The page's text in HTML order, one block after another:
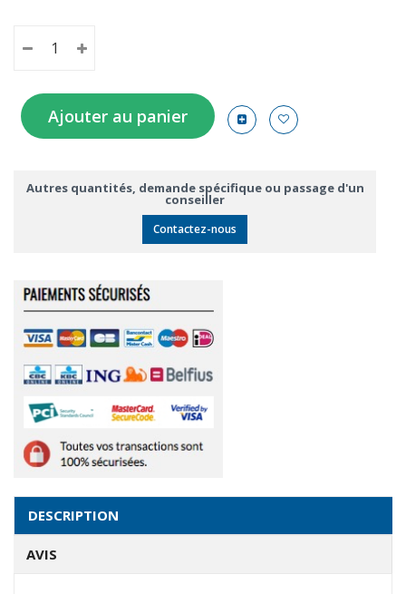
Ajouter au panier
Autres quantités, demande spécifique ou passage d'un
conseiller
Contactez-nous
DESCRIPTION
AVIS